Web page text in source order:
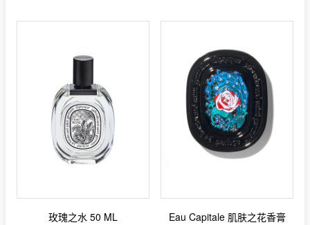
玫瑰之水 50 ML
Eau Capitale 肌肤之花香膏